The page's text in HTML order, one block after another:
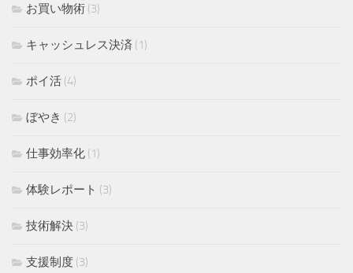
お買い物術 (3)
キャッシュレス決済 (1)
ポイ活 (4)
ぼやき (2)
仕事効率化 (1)
体験レポート (3)
技術解決 (3)
支援制度 (3)